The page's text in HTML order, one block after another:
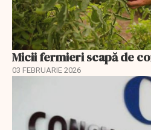
Micii fermieri scapă de
03 FEBRUARIE 2026